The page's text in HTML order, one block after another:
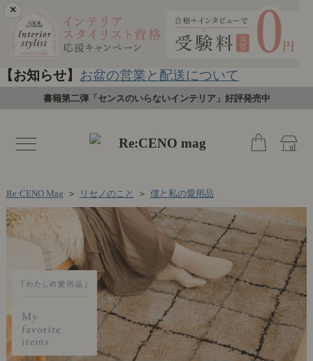
×
【お知らせ】 お盆の営業と配送について
書籍第二弾「センスのいらないインテリア」好評発売中
toggle
navigation
Re:CENO Mag ＞ リセノのこと ＞ 僕と私の愛用品